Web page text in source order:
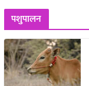
पशुपालन